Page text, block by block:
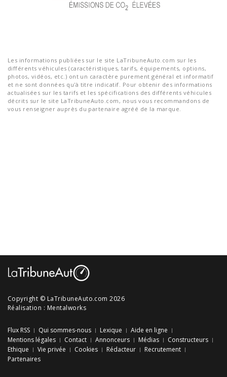
Les informations publiées sur le site LaTribuneAuto.com sur les
différents véhicules (caractéristiques, tarifs, équipements, options,
photos, vidéos, etc.) ont un caractère purement général et informatif
et ne sont données qu'à titre indicatif. Pour obtenir des informations
actualisées sur les tarifs et les spécifications des différents véhicules
décrits sur le site LaTribuneAuto.com, nous vous recommandons de
vous renseigner auprès du partenaire agréé de la marque.
Copyright © LaTribuneAuto.com 2026
Réalisation : Mentalworks
Flux RSS Qui sommes-nous Lexique
Aide en ligne
Mentions légales
Contact Annonceurs Médias
Constructeurs
Ethique
Vie privée Cookies Rédacteur
Recrutement
Partenaires